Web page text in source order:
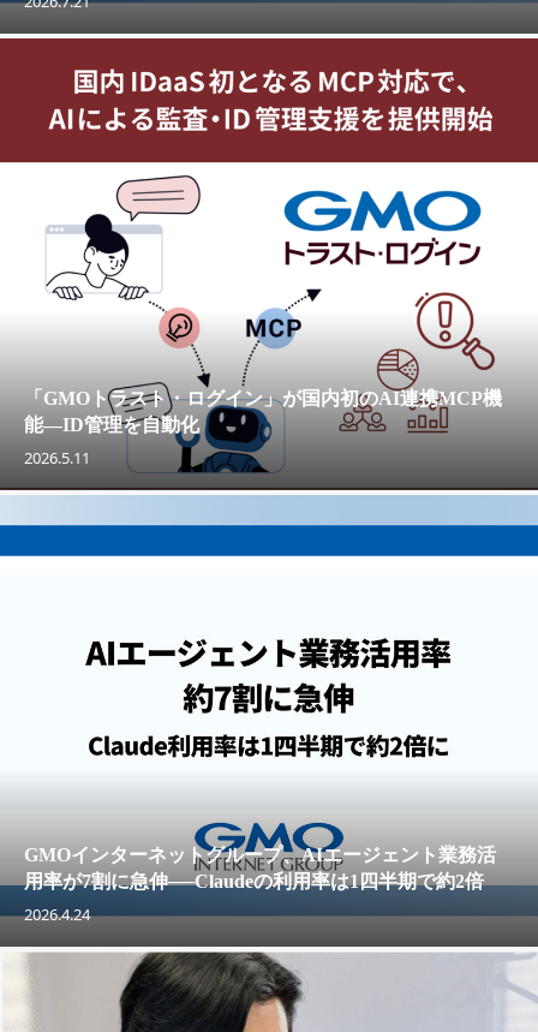
「GMOトラスト・ログイン」が国内初のAI連携MCP機
能—ID管理を自動化
2026.5.11
GMOインターネットグループ、AIエージェント業務活
用率が7割に急伸──Claudeの利用率は1四半期で約2倍
2026.4.24